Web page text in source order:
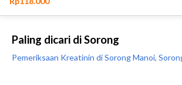
Paling dicari di Sorong
Pemeriksaan Kreatinin di Sorong Manoi,